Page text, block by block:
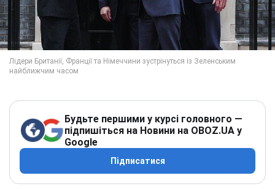
Будьте першими у курсі головного —
підпишіться на Новини на OBOZ.UA у
Google
Підписатися